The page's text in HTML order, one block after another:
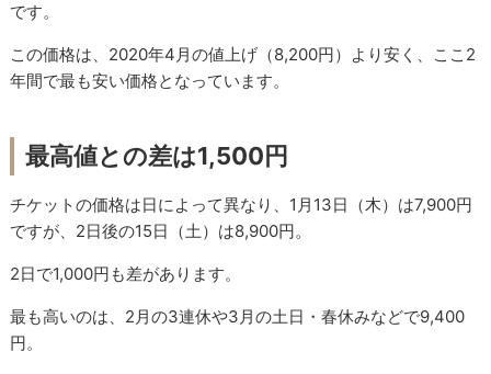
です。
この価格は、2020年4月の値上げ（8,200円）より安く、ここ2
年間で最も安い価格となっています。
最高値との差は1,500円
チケットの価格は日によって異なり、1月13日（木）は7,900円
ですが、2日後の15日（土）は8,900円。
2日で1,000円も差があります。
最も高いのは、2月の3連休や3月の土日・春休みなどで9,400
円。